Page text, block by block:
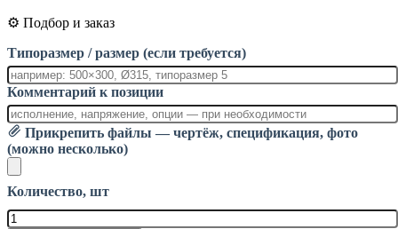
⚙️ Подбор и заказ
Типоразмер / размер (если требуется)
Комментарий к позиции
Прикрепить файлы — чертёж, спецификация, фото
(можно несколько)
Количество, шт